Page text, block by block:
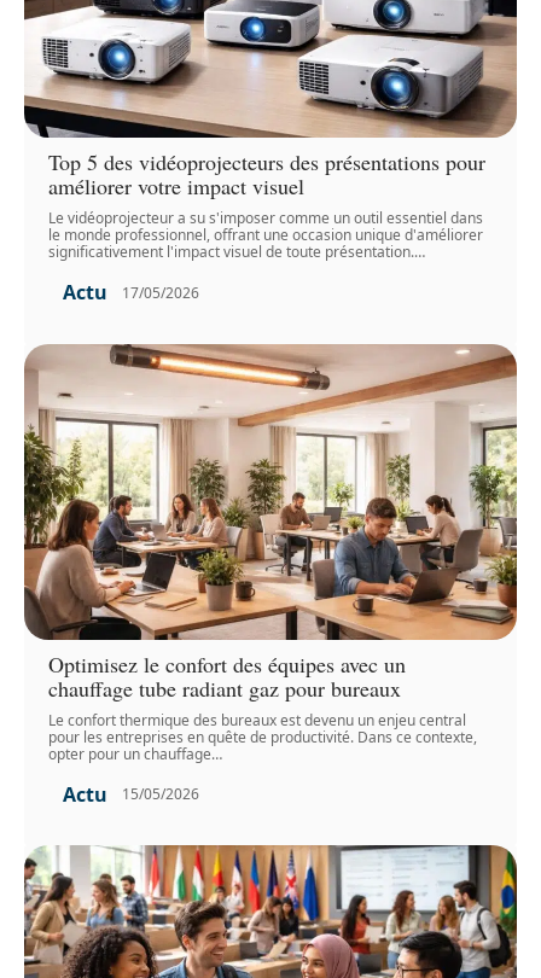
Top 5 des vidéoprojecteurs des présentations pour
améliorer votre impact visuel
Le vidéoprojecteur a su s'imposer comme un outil essentiel dans
le monde professionnel, offrant une occasion unique d'améliorer
significativement l'impact visuel de toute présentation.…
Actu 17/05/2026
Optimisez le confort des équipes avec un
chauffage tube radiant gaz pour bureaux
Le confort thermique des bureaux est devenu un enjeu central
pour les entreprises en quête de productivité. Dans ce contexte,
opter pour un chauffage…
Actu 15/05/2026